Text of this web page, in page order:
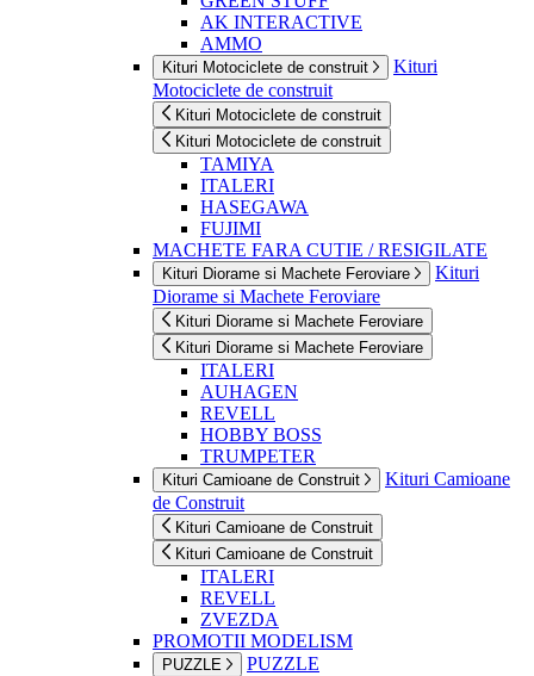
AK INTERACTIVE
AMMO
Kituri Motociclete de construit
Kituri
Motociclete de construit
Kituri Motociclete de construit
Kituri Motociclete de construit
TAMIYA
ITALERI
HASEGAWA
FUJIMI
MACHETE FARA CUTIE / RESIGILATE
Kituri Diorame si Machete Feroviare
Kituri
Diorame si Machete Feroviare
Kituri Diorame si Machete Feroviare
Kituri Diorame si Machete Feroviare
ITALERI
AUHAGEN
REVELL
HOBBY BOSS
TRUMPETER
Kituri Camioane de Construit
Kituri Camioane
de Construit
Kituri Camioane de Construit
Kituri Camioane de Construit
ITALERI
REVELL
ZVEZDA
PROMOTII MODELISM
PUZZLE PUZZLE